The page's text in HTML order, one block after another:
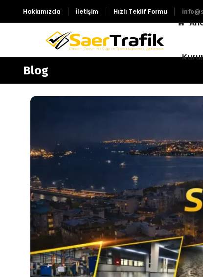
Hakkımızda İletişim Hızlı Teklif Formu
Blog